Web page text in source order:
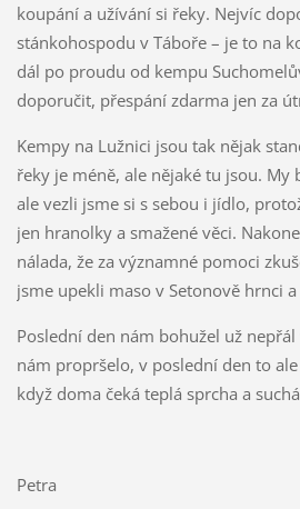
koupání a užívání si řeky. Nejvíc
stánkohospodu v Táboře – je to na
dál po proudu od kempu
doporučit, přespání zdarma jen za
Kempy na Lužnici jsou tak nějak
řeky je méně, ale nějaké tu jsou. My
ale vezli jsme si s sebou i jídlo,
jen hranolky a smažené věci.
nálada, že za významné pomoci
jsme upekli maso v Setonově hrnci
Poslední den nám bohužel už
nám propršelo, v poslední den to
když doma čeká teplá sprcha a
Petra